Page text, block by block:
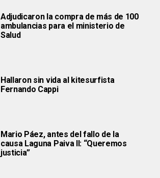
Adjudicaron la compra de más de 100
ambulancias para el ministerio de
Salud
Hallaron sin vida al kitesurfista
Fernando Cappi
Mario Páez, antes del fallo de la
causa Laguna Paiva II: “Queremos
justicia”